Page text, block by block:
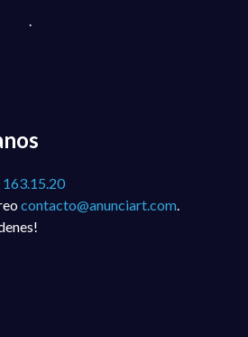
.
contacto@anunciart.com.